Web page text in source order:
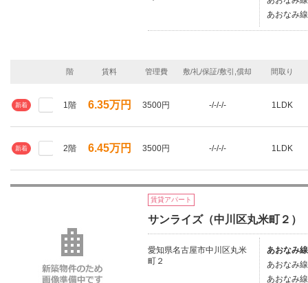
あおなみ
階 賃料 管理費 敷/礼/保証/敷引,償却 間取り
新着 1階 6.35万円 3500円 -/-/-/- 1LDK
新着 2階 6.45万円 3500円 -/-/-/- 1LDK
賃貸アパート
サンライズ（中川区丸米町２）
愛知県名古屋市中川区丸米
町２
あおなみ
あおなみ
あおなみ